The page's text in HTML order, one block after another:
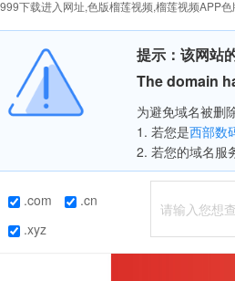
下载进入网址,色版榴莲视频,榴莲视频APP
提示：该网站
The domain
为避免域名被删除
1. 若您是西部数
2. 若您的域名服务
.com
.cn
.xyz